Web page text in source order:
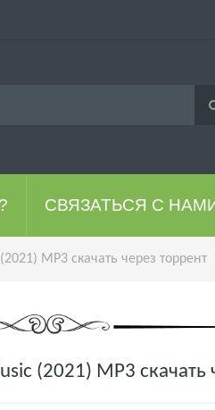
СВЯЗАТЬСЯ С
MP3 скачать через торрент
(2021) MP3 скачать